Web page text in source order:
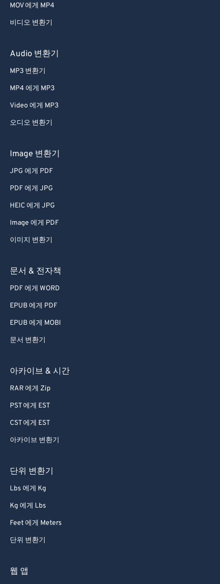
MOV 에게 MP4
비디오 변환기
Audio 변환기
MP3 변환기
MP4 에게 MP3
Video 에게 MP3
오디오 변환기
Image 변환기
JPG 에게 PDF
PDF 에게 JPG
HEIC 에게 JPG
Image 에게 PDF
이미지 변환기
문서 & 전자책
PDF 에게 WORD
EPUB 에게 PDF
EPUB 에게 MOBI
문서 변환기
아카이브 & 시간
RAR 에게 Zip
PST 에게 EST
CST 에게 EST
아카이브 변환기
단위 변환기
Lbs 에게 Kg
Kg 에게 Lbs
Feet 에게 Meters
단위 변환기
웹 앱